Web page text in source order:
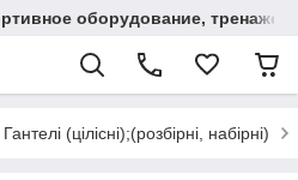
оборудование,
Гантелі (цілісні);(розбірні, набірні)